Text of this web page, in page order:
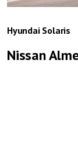
Hyundai Solaris
Nissan